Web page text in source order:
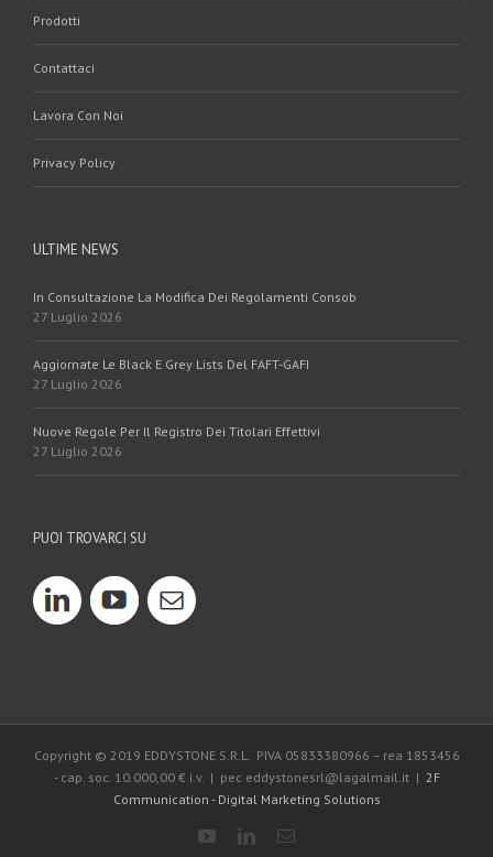
Prodotti
Contattaci
Lavora Con Noi
Privacy Policy
ULTIME NEWS
In Consultazione La Modifica Dei Regolamenti Consob
27 Luglio 2026
Aggiornate Le Black E Grey Lists Del FAFT-GAFI
27 Luglio 2026
Nuove Regole Per Il Registro Dei Titolari Effettivi
27 Luglio 2026
PUOI TROVARCI SU
Copyright © 2019 EDDYSTONE S.R.L. PIVA 05833380966 – rea 1853456
- cap. soc. 10.000,00 € i.v. | pec eddystonesrl@lagalmail.it | 2F
Communication - Digital Marketing Solutions